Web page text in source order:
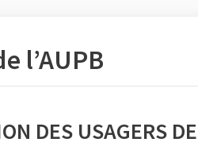
l’AUPB
DES USAGERS